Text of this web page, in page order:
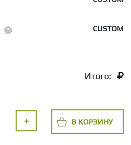
CUSTOM
Итого:
+ В КОРЗИНУ